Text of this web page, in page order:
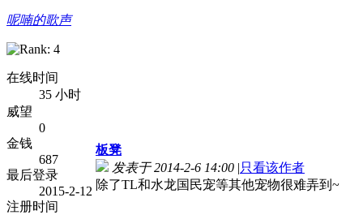
呢喃的歌声
在线时间
35 小时
威望
0
金钱
687
最后登录
2015-2-12
注册时间
板凳
发表于 2014-2-6 14:00 |只看该作者
除了TL和水龙国民宠等其他宠物很难弄到~